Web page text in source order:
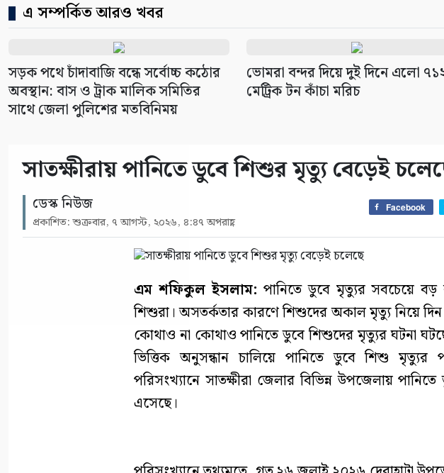
এ সম্পর্কিত আরও খবর
সড়ক পথে চাঁদাবাজি বন্ধে সর্বোচ্চ কঠোর
অবস্থান: বাস ও ট্রাক মালিক সমিতির
সাথে জেলা পুলিশের মতবিনিময়
ভোমরা বন্দর দিয়ে দুই দিনে এলো
মেট্রিক টন কাঁচা মরিচ
সাতক্ষীরায় পানিতে ডুবে শিশুর মৃত্যু বেড়েই
ডেস্ক নিউজ
প্রকাশিত: শুক্রবার, ৭ আগস্ট, ২০২৬, ৪:৪৭ অপরাহ্ণ
Facebook
এম শফিকুল ইসলাম: পানিতে ডুবে মৃত্যুর সবচেয়ে
শিশুরা। অসতর্কতার কারণে শিশুদের অকাল মৃত্যু নিয়ে দিন
কোথাও না কোথাও পানিতে ডুবে শিশুদের মৃত্যুর ঘটনা
ভিত্তিক অনুসন্ধান চালিয়ে পানিতে ডুবে শিশু মৃত্যুর
পরিসংখ্যানে সাতক্ষীরা জেলার বিভিন্ন উপজেলায়
এসেছে।